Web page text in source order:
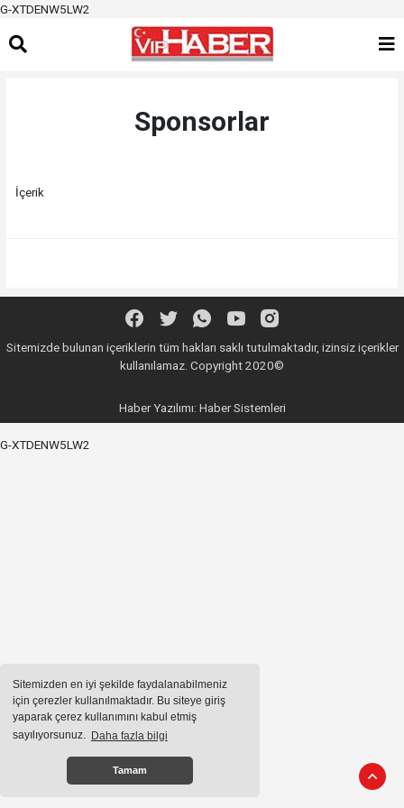
Sitemizden en iyi şekilde faydalanabilmeniz
için çerezler kullanılmaktadır. Bu siteye giriş
yaparak çerez kullanımını kabul etmiş
sayılıyorsunuz. Daha fazla bilgi
Tamam
G-XTDENW5LW2
Sponsorlar
İçerik
Sitemizde bulunan içeriklerin tüm hakları saklı tutulmaktadır, izinsiz içerikler
kullanılamaz. Copyright 2020©
Haber Yazılımı: Haber Sistemleri
G-XTDENW5LW2